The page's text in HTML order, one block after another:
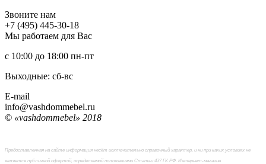
Звоните нам
+7 (495) 445-30-18
Мы работаем для Вас
с 10:00 до 18:00 пн-пт
Выходные: сб-вc
E-mail
info@vashdommebel.ru
© «vashdommebel» 2018
Предоставленная на сайте информация несёт исключительно справочный характер, и ни при каких условиях не
является публичной офертой, определяемой положениями Статьи 437 ГК РФ. Интернет-магазин